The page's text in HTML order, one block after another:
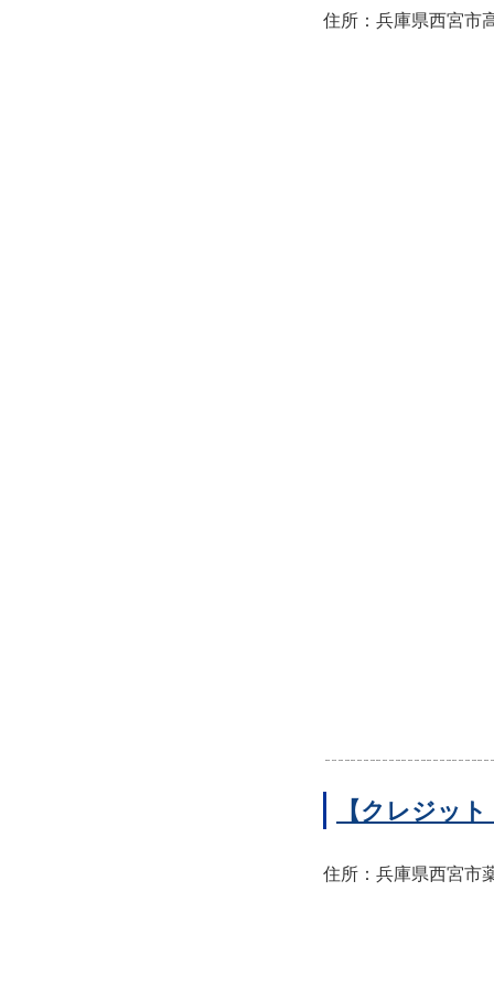
住所：兵庫県西宮市
【クレジッ
住所：兵庫県西宮市